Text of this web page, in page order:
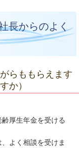
長からのよく
らももらえます
か）
厚生年金を受ける
よく相談を受けま